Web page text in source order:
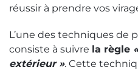
réussir à prendre vos
L’une des techniques de
consiste à suivre la règle
extérieur ». Cette